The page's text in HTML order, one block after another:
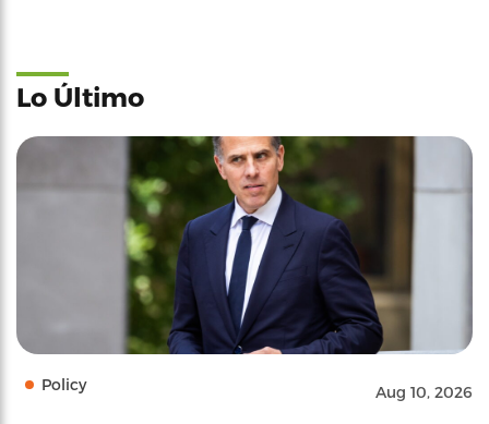
Lo Último
Policy Aug 10, 2026